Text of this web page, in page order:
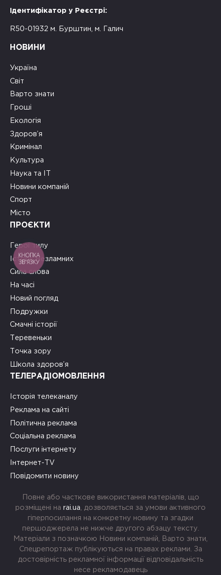
Ідентифікатор у Реєстрі:
R50-01932 м. Бурштин, м. Галич
НОВИНИ
Україна
Світ
Варто знати
Гроші
Екологія
Здоров’я
Кримінал
Культура
Наука та ІТ
Новини компаній
Спорт
Місто
ПРОЄКТИ
Герої тилу
Історії Незламних
Сила слова
На часі
Новий погляд
Подружки
Смачні історії
Теревеньки
Точка зору
Школа здоров’я
ТЕЛЕРАДІОМОВЛЕННЯ
Історія телеканалу
Реклама на сайті
Політична реклама
Соціальна реклама
Послуги інтернету
Інтернет-TV
Повідомити новину
Повне або часткове використання матеріалів, що
розміщені на rai.ua , дозволяється за умови активного
гіперпосилання на конкретну новину та згадки
першоджерела не нижче другого абзацу тексту.
Матеріали з позначкою Новини компаній, Варто знати,
Спецрепортаж публікуються на правах реклами. За
достовірність рекламної інформації відповідальність
несе рекламодавець
КНОПКА
ЗВ'ЯЗКУ